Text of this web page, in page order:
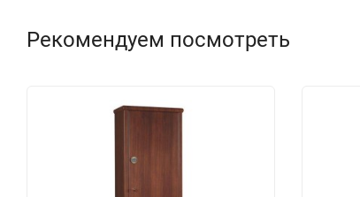
Рекомендуем посмотреть